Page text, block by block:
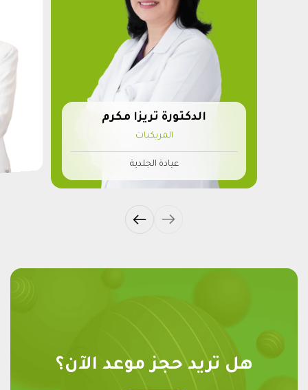
الدكتورة تريزا مكرم
المريكبات
عيادة الجلدية
هل تريد حجز موعد الآن؟